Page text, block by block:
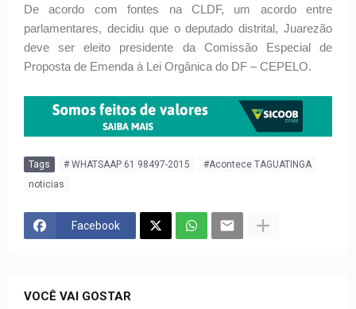
De acordo com fontes na CLDF, um acordo entre
parlamentares, decidiu que o deputado distrital, Juarezão
deve ser eleito presidente da Comissão Especial de
Proposta de Emenda à Lei Orgânica do DF – CEPELO.
Tags # WHATSAAP 61 98497-2015
#Acontece TAGUATINGA
noticias
Facebook
VOCÊ VAI GOSTAR